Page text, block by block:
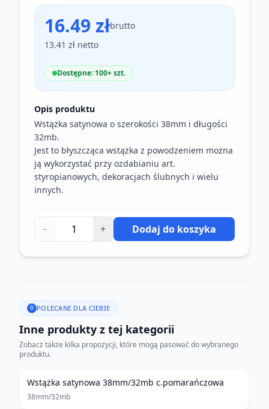
16.49 złbrutto
13.41 zł netto
Dostępne: 100+ szt.
Opis produktu
Wstążka satynowa o szerokości 38mm i długości
32mb.
Jest to błyszcząca wstążka z powodzeniem można
ją wykorzystać przy ozdabianiu art.
styropianowych, dekoracjach ślubnych i wielu
innych.
− + Dodaj do koszyka
POLECANE DLA CIEBIE
Inne produkty z tej kategorii
Zobacz także kilka propozycji, które mogą pasować do wybranego
produktu.
Wstążka satynowa 38mm/32mb c.pomarańczowa
38mm/32mb